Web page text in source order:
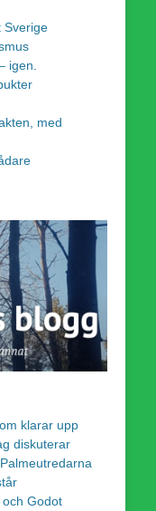
Sverige
igen.
med
klarar upp
diskuterar
Godot